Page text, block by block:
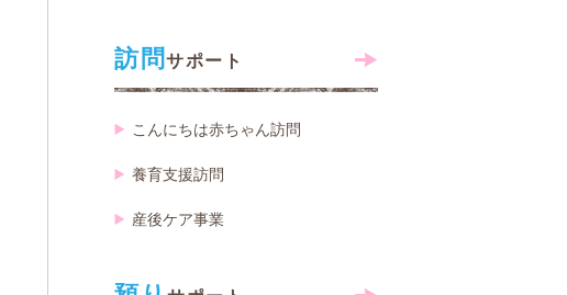
訪問サポート
こんにちは赤ちゃん訪問
養育支援訪問
産後ケア事業